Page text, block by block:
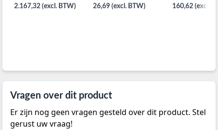
zwenkwielen
2.167,32 (excl. BTW)
26,69 (excl. BTW)
160,62 (excl.
Vragen over dit product
Er zijn nog geen vragen gesteld over dit product. Stel
gerust uw vraag!